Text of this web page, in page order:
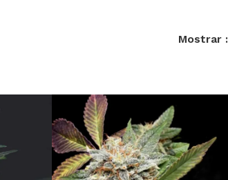
Mostrar